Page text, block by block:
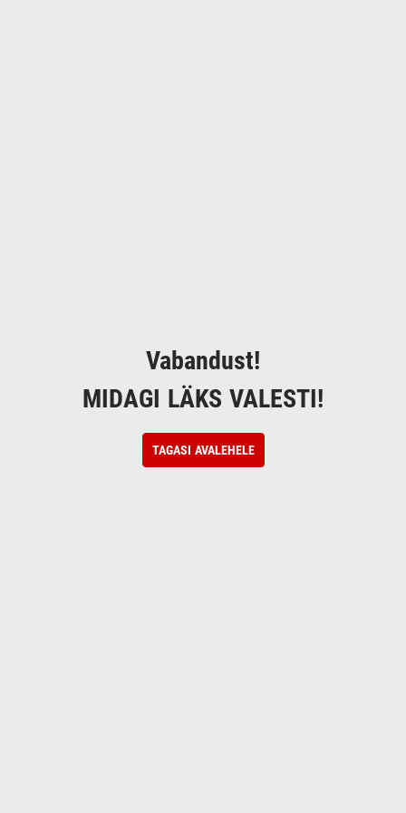
Vabandust!
MIDAGI LÄKS VALESTI!
TAGASI AVALEHELE